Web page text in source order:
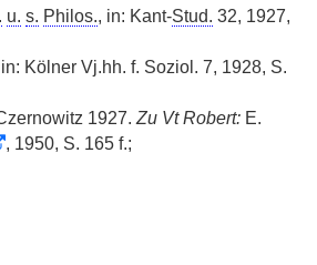
u. s. Philos., in: Kant-Stud. 32, 1927,
Kölner Vj.hh. f. Soziol. 7, 1928, S.
1927. Zu Vt Robert: E.
, 1950, S. 165 f.;